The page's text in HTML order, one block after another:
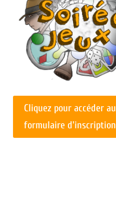
Cliquez pour accéder au
formulaire d'inscription